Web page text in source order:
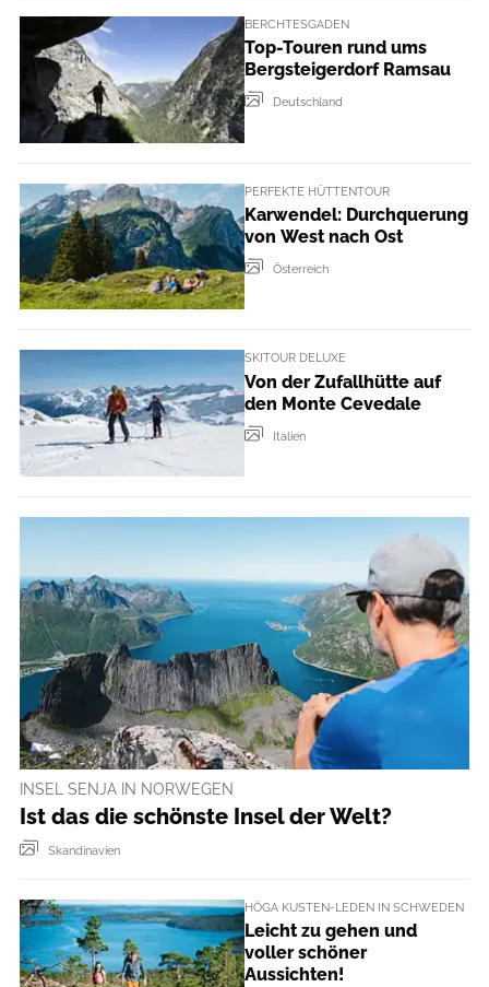
BERCHTESGADEN
Top-Touren rund ums
Bergsteigerdorf Ramsau
Deutschland
PERFEKTE HÜTTENTOUR
Karwendel: Durchquerung
von West nach Ost
Österreich
SKITOUR DELUXE
Von der Zufallhütte auf
den Monte Cevedale
Italien
INSEL SENJA IN NORWEGEN
Ist das die schönste Insel der Welt?
Skandinavien
HÖGA KUSTEN-LEDEN IN SCHWEDEN
Leicht zu gehen und
voller schöner
Aussichten!